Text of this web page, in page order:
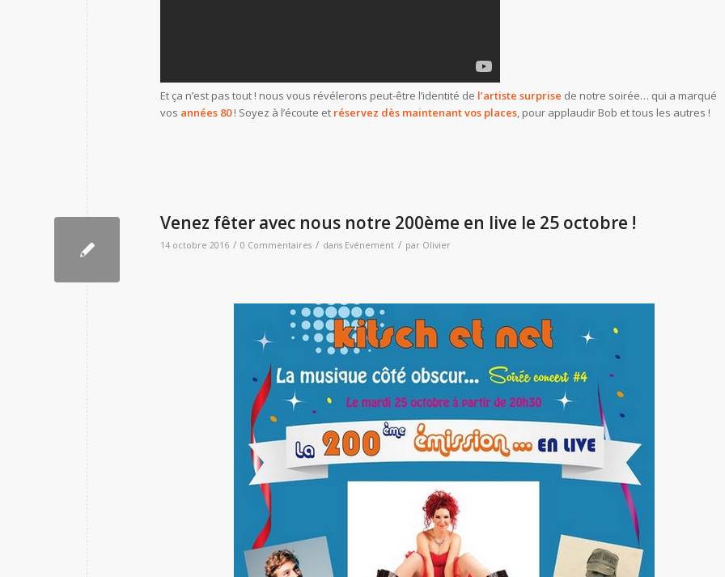
Et ça n’est pas tout ! nous vous révélerons peut-être l’identité de l’artiste surprise de notre soirée… qui a marqué
vos années 80! Soyez à l’écoute et réservez dès maintenant vos places, pour applaudir Bob et tous les autres !
Venez fêter avec nous notre 200ème en live le 25 octobre !
14 octobre 2016 / 0 Commentaires / dans Evénement / par Olivier